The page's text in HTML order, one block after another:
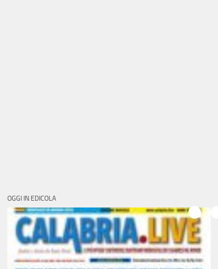
OGGI IN EDICOLA